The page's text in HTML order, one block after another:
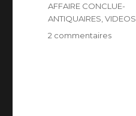
Catégories
AFFAIRE CONCLUE-
ANTIQUAIRES ,VIDEOS
2 commentairessur